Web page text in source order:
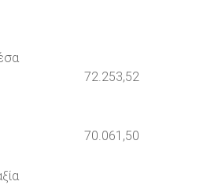
Μέσα
72.253,52
70.061,50
αξία